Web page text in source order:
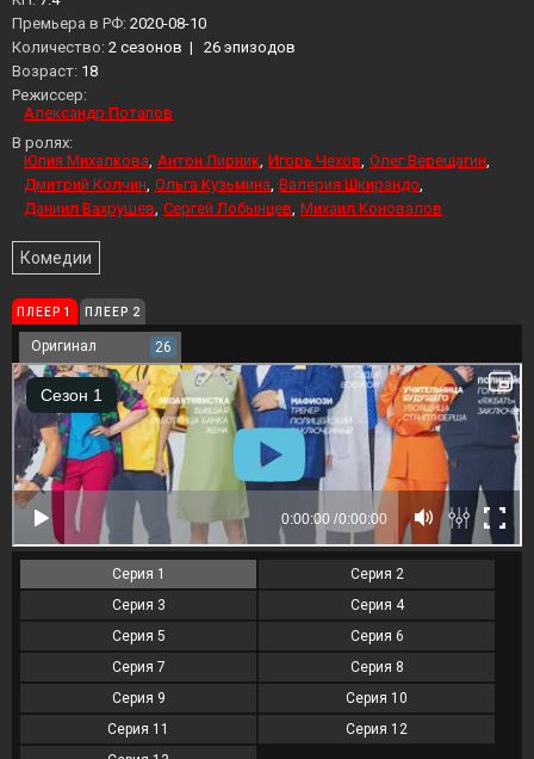
Премьера в РФ: 2020-08-10
Количество: 2 сезонов | 26 эпизодов
Возраст: 18
Режиссер:
Александр Потапов
В ролях:
Юлия Михалкова Антон Лирник Игорь Чехов Олег Верещагин
Дмитрий Колчин Ольга Кузьмина Валерия Шкирандо
Даниил Вахрушев Сергей Лобынцев Михаил Коновалов
Комедии
ПЛЕЕР 1 ПЛЕЕР 2
Оригинал 26
Серия 1
Серия 2
Серия 3
Серия 4
Серия 5
Серия 6
Серия 7
Серия 8
Серия 9
Серия 10
Серия 11
Серия 12